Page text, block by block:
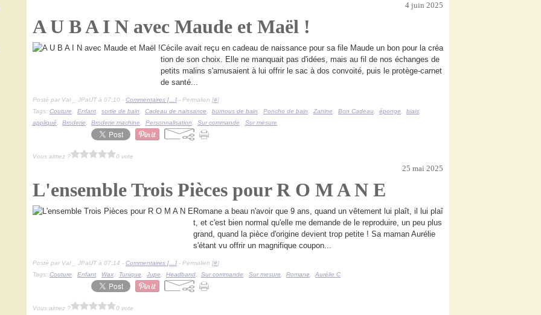
4 juin 2025
A U B A I N avec Maude et Maël !
Cécile avait reçu en cadeau de naissance pour sa file Maude un bon pour la créa
tion de son choix. Elle ne manquait pas d'idées, mais au fil de nos échanges de
petits malins s'amusaient à lui offrir le sac à dos convoité, puis le protège-carnet
de santé...
Posté par Val _ JPaUT à 07:10 - Commentaires [… ] - Permalien [#]
Tags: Couture Enfant sortie de bain Cadeau de naissance burnous de bain Poncho de bain Zanine Bon Cadeau éponge biais
appliqué
Broderie Broderie machine Personnalisation Sur commande Sur mesure
Vous aimez ? 0 vote
25 mai 2025
L'ensemble Trois Pièces pour R O M A N E
Romane a beau n'avoir que 9 ans, quand un vêtement lui plaît, il lui plaî
t, et c'est bien normal qu'elle me demande de le reproduire, un peu plus
grand, quand la pièce d'origine devient trop petite ! Sa maman Aurélie
s'étant vu offrir un magnifique coupon...
Posté par Val _ JPaUT à 07:14 - Commentaires [… ] - Permalien [#]
Tags: Couture Enfant Wax Tunique Jupe Headband Sur commande Sur mesure Romane Aurélie C
Vous aimez ? 0 vote